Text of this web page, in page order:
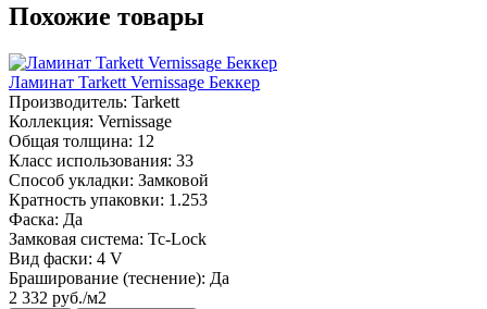
Похожие товары
Ламинат Tarkett Vernissage Беккер
Производитель: Tarkett
Коллекция: Vernissage
Общая толщина: 12
Класс использования: 33
Способ укладки: Замковой
Кратность упаковки: 1.253
Фаска: Да
Замковая система: Tc-Lock
Вид фаски: 4 V
Браширование (теснение): Да
2 332 руб./м2